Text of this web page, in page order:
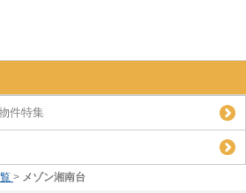
件特集
> メゾン湘南台